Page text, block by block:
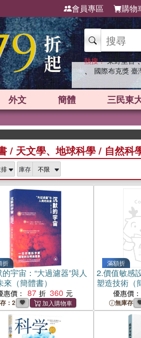
會員專區 購物
熱搜： 東野圭吾
、 國際布克獎 臺
外文 簡體 三民東
/ 天文學、地球科學/ 自然科
庫存
折
宇宙：“大過濾器”與人
（簡體書）
惠價： 87 360
：2
滿額折
2.價值敏感
塑造技術（
優惠價：
無庫存